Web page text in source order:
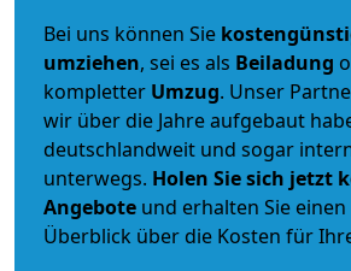
Bei uns können Sie
umziehen, sei es als Beiladung
kompletter Umzug. Unser
wir über die Jahre aufgebaut
deutschlandweit und sogar
unterwegs. Holen Sie sich jetzt
Angebote und erhalten Sie
Überblick über die Kosten für